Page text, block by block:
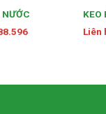
NƯỚC
KEO
Liên